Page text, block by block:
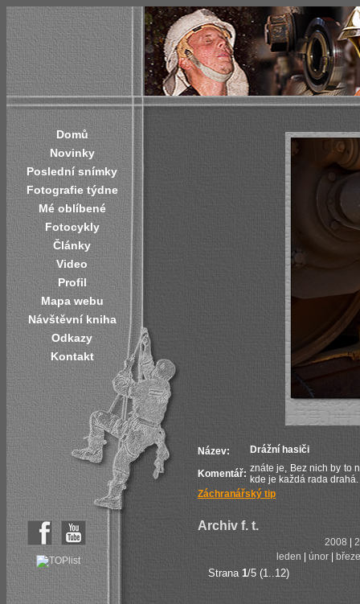
Domů
Novinky
Poslední snímky
Fotografie týdne
Mé oblíbené
Fotocykly
Články
Video
Profil
Mapa webu
Návštěvní kniha
Odkazy
Kontakt
Název: Drážní hasiči
Komentář: znáte je, Bez nich by to
kde je každá rada
Záchranářský tip
Archiv f. t.
2008
leden
únor
Strana 1/5 (1..12)